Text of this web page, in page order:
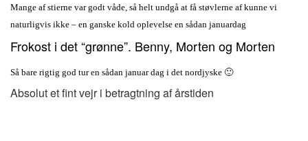
Mange af stierne var godt våde, så helt undgå at få støvlerne af kunne vi
naturligvis ikke – en ganske kold oplevelse en sådan januardag
Frokost i det “grønne”. Benny, Morten og Morten
Så bare rigtig god tur en sådan januar dag i det nordjyske 🙂
Absolut et fint vejr i betragtning af årstiden